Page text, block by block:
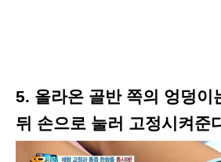
5. 올라온 골반 쪽의 엉덩이
뒤 손으로 눌러 고정시켜준